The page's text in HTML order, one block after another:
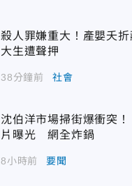
殺人罪嫌重大！產嬰夭
大生遭聲押
38分鐘前 社會
沈伯洋市場掃街爆衝突
片曝光 網全炸鍋
8小時前 要聞